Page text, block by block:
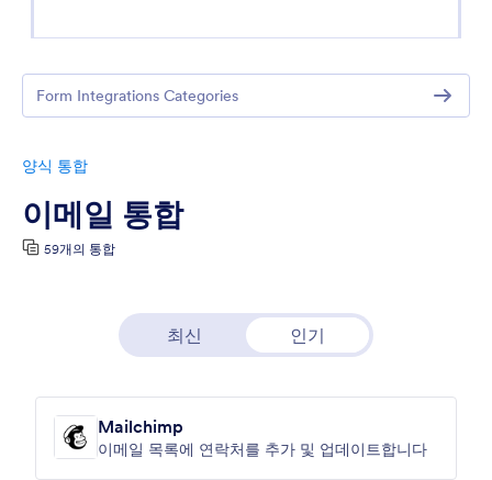
양식 통합
이메일 통합
59개의 통합
최신 인기
Mailchimp
이메일 목록에 연락처를 추가 및 업데이트합니다
Form Integrations Categories